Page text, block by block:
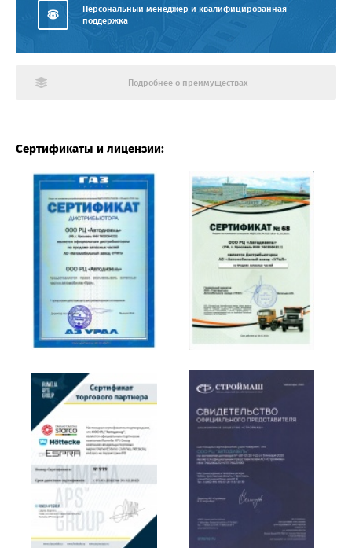
Персональный менеджер и квалифицированная
поддержка
Подробнее о преимуществах
Сертификаты и лицензии: